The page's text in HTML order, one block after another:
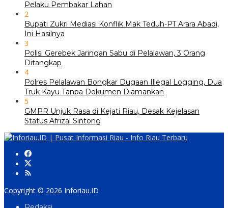
Pelaku Pembakar Lahan
2
Bupati Zukri Mediasi Konflik Mak Teduh-PT Arara Abadi,
Ini Hasilnya
3
Polisi Gerebek Jaringan Sabu di Pelalawan, 3 Orang
Ditangkap
4
Polres Pelalawan Bongkar Dugaan Illegal Logging, Dua
Truk Kayu Tanpa Dokumen Diamankan
5
GMPR Unjuk Rasa di Kejati Riau, Desak Kejelasan
Status Afrizal Sintong
Copyright © 2026 Inforiau.ID